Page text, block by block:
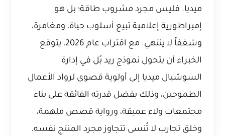
ميديا. فليس مجرد مشروب طاقة؛ بل هو
إمبراطورية إعلامية تبيع أسلوب حياة، ومغامرة،
وشغفاً لا ينتهي. مع اقتراب عام 2026، يتوقع
الخبراء أن يتحول نموذج ريد بُل في إدارة
السوشيال ميديا إلى أولوية قصوى لرواد الأعمال
الطموحين، وذلك بفضل قدرته الفائقة على بناء
مجتمعات ولاء عميقة، ورواية قصص ملهمة،
وخلق تجارب لا تُنسى تتجاوز مجرد المنتج نفسه.